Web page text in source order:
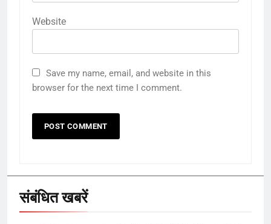
Website
Save my name, email, and website in this
browser for the next time I comment.
संबंधित खबरें
5
राम की नगरी अयोध्या में आने वाले भक्तों
का स्वागत करेगा लक्ष्मण द्वार
बढ़ा पंचायतों का बजट
7